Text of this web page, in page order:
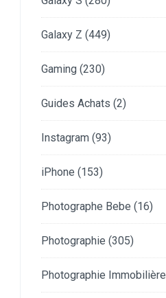
Galaxy Z (449)
Gaming (230)
Guides Achats (2)
Instagram (93)
iPhone (153)
Photographe Bebe (16)
Photographie (305)
Photographie Immobilière